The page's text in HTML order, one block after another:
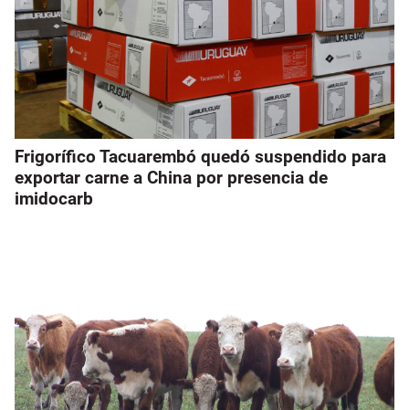
Frigorífico Tacuarembó quedó suspendido para
exportar carne a China por presencia de
imidocarb